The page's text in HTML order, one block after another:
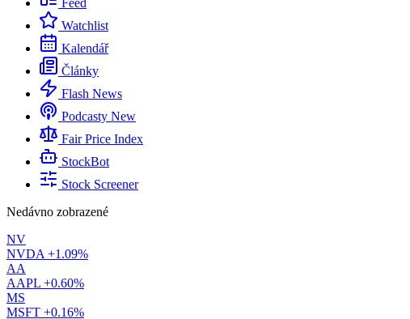
Feed
Watchlist
Kalendář
Články
Flash News
Podcasty New
Fair Price Index
StockBot
Stock Screener
Nedávno zobrazené
NV
NVDA +1.09%
AA
AAPL +0.60%
MS
MSFT +0.16%